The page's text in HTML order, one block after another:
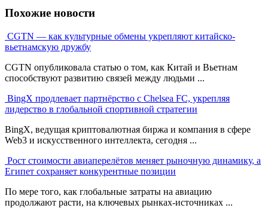
Похожие новости
CGTN — как культурные обмены укрепляют китайско-
вьетнамскую дружбу
CGTN опубликовала статью о том, как Китай и Вьетнам
способствуют развитию связей между людьми ...
BingX продлевает партнёрство с Chelsea FC, укрепляя
лидерство в глобальной спортивной стратегии
BingX, ведущая криптовалютная биржа и компания в сфере
Web3 и искусственного интеллекта, сегодня ...
Рост стоимости авиаперелётов меняет рыночную динамику, а
Египет сохраняет конкурентные позиции
По мере того, как глобальные затраты на авиацию
продолжают расти, на ключевых рынках-источниках ...